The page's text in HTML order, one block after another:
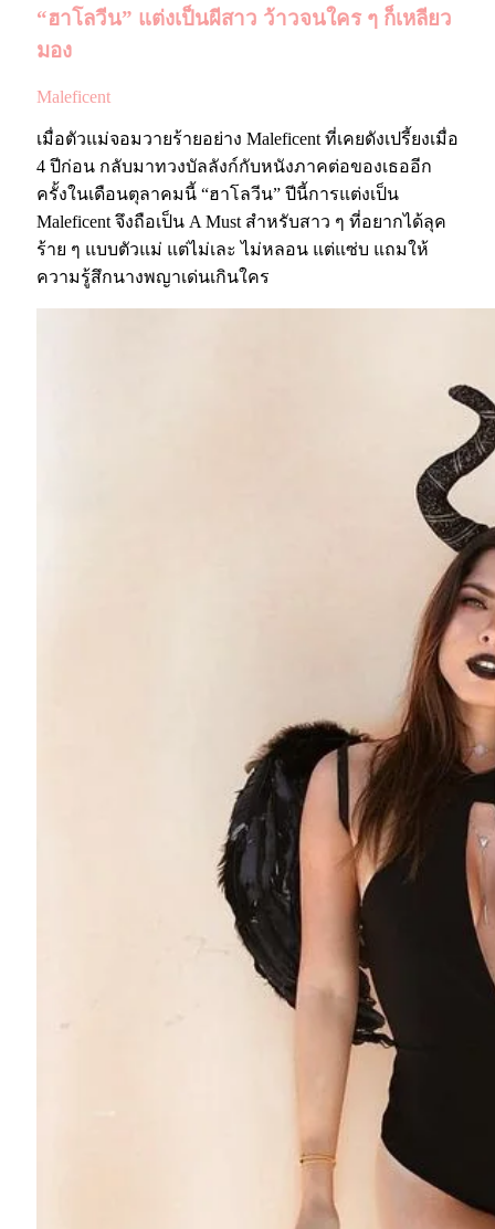
“ฮาโลวีน” แต่งเป็นผีสาว ว้าวจนใคร ๆ ก็เหลียว
มอง
Maleficent
เมื่อตัวแม่จอมวายร้ายอย่าง Maleficent ที่เคยดังเปรี้ยงเมื่อ
4 ปีก่อน กลับมาทวงบัลลังก์กับหนังภาคต่อของเธออีก
ครั้งในเดือนตุลาคมนี้ “ฮาโลวีน” ปีนี้การแต่งเป็น
Maleficent จึงถือเป็น A Must สำหรับสาว ๆ ที่อยากได้ลุค
ร้าย ๆ แบบตัวแม่ แต่ไม่เละ ไม่หลอน แต่แซ่บ แถมให้
ความรู้สึกนางพญาเด่นเกินใคร